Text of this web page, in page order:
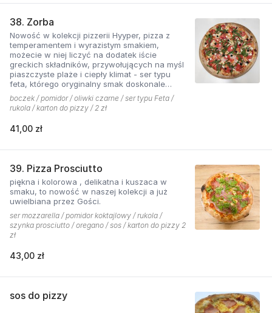
38. Zorba
Nowość w kolekcji pizzerii Hyyper, pizza z
temperamentem i wyrazistym smakiem,
możecie w niej liczyć na dodatek iście
greckich składników, przywołujących na myśl
piaszczyste plaże i ciepły klimat - ser typu
feta, którego oryginalny smak doskonale
współgra z przypieczoną czerwoną cebulką,
a także oliwki czarne, które nadają pizzy
wyjątkowo greckiego charakteru, wszystko to
grillowanego boczku. Jest to pizza dla
boją się poznawać nowych połączeń.
boczek / pomidor / oliwki czarne / ser typu Feta /
rukola / karton do pizzy / 2 zł
41,00 zł
39. Pizza Prosciutto
piękna i kolorowa , delikatna i kuszaca w
smaku, to nowość w naszej kolekcji a już
uwielbiana przez Gości.
ser mozzarella / pomidor koktajlowy / rukola /
szynka prosciutto / oregano / sos / karton do pizzy 2
zł
43,00 zł
sos do pizzy